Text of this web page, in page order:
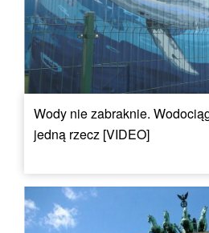
Wody nie zabraknie.
jedną rzecz [VIDEO]